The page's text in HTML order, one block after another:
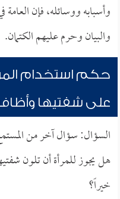
وأسبابه ووسائله، فإن
والبيان وحرم عليهم الكتمان.
حكم استخدام
على شفتيها
السؤال: سؤال آخر من
هل يجوز للمرأة أن تلون
خيراً؟